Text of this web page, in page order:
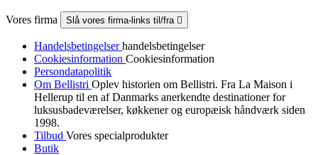
Vores firma Slå vores firma-links til/fra 
Handelsbetingelserhandelsbetingelser
Cookiesinformation Cookiesinformation
Persondatapolitik
Om Bellistri Oplev historien om Bellistri. Fra La Maison i
Hellerup til en af Danmarks anerkendte destinationer for
luksus­badeværelser, køkkener og europæisk håndværk siden
1998.
Tilbud Vores specialprodukter
Butik